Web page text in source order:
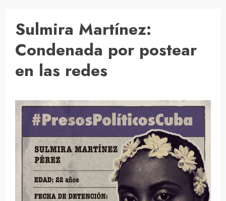
Sulmira Martínez:
Condenada por postear
en las redes